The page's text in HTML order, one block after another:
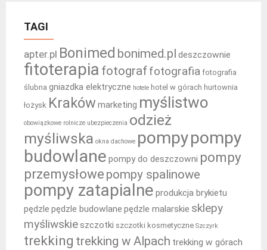
TAGI
apter.pl Bonimed bonimed.pl deszczownie
fitoterapia fotograffotografia fotografia
ślubna gniazdka elektryczne hotele hotel w górach hurtownia
łożysk Kraków marketing myślistwo
obowiązkowe rolnicze ubezpieczenia odzież
myśliwska okna dachowe pompypompy
budowlane pompy do deszczowni pompy
przemysłowe pompy spalinowe
pompy zatapialne produkcja brykietu
pędzle pędzle budowlane pędzle malarskie sklepy
myśliwskieszczotki szczotki kosmetyczne Szczyrk
trekking trekking w Alpach trekking w górach